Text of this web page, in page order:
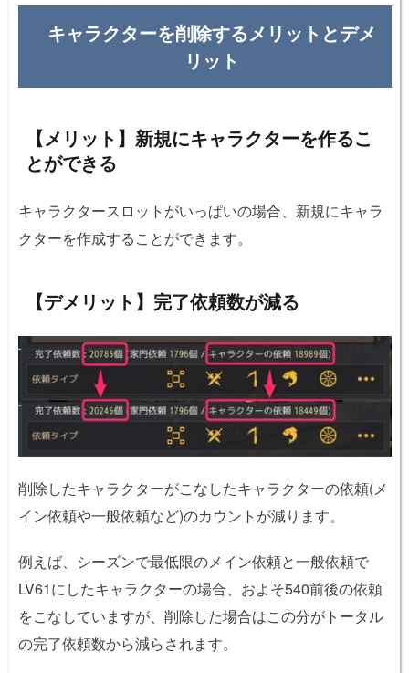
キャラクターを削除するメリットとデメ
リット
【メリット】新規にキャラクターを作るこ
とができる
キャラクタースロットがいっぱいの場合、新規にキャラ
クターを作成することができます。
【デメリット】完了依頼数が減る
削除したキャラクターがこなしたキャラクターの依頼(メ
イン依頼や一般依頼など)のカウントが減ります。
例えば、シーズンで最低限のメイン依頼と一般依頼で
LV61にしたキャラクターの場合、およそ540前後の依頼
をこなしていますが、削除した場合はこの分がトータル
の完了依頼数から減らされます。